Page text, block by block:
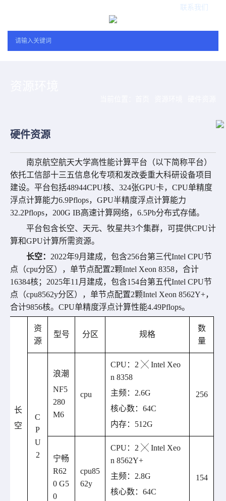
联系我们
硬件资源
南京航空航天大学高性能计算平台（以下简称平台）
依托工信部十三五信息化专项和发改委重大科研设备项目
建设。平台包括48944CPU核、 324张GPU卡， CPU单精度
浮点计算能力6.9Pflops， GPU半精度浮点计算能力
32.2Pflops， 200G IB高速计算网络， 6.5Pb分布式存储。
平台包含长空、 天元、牧星共3个集群，可提供CPU计
算和GPU计算所需资源。
长空： 2022年9月建成，包含256台第三代Intel CPU节
点 （cpu分区） ，单节点配置2颗Intel Xeon 8358，合计
16384核； 2025年11 月建成， 包含154台第五代Intel CPU节
点 （cpu8562y分区） ，单节点配置2颗Intel Xeon 8562Y+，
合计9856核。 CPU单精度浮点计算性能4.49Pflops。
长
空
资
源
型号 分区 规格
数
量
C
P
U
2
浪潮
NF5
280
M6
cpu
CPU ： 2 ╳ Intel Xeo
n 8358
主频： 2.6G
核心数： 64C
内存： 512G
256
宁畅
R62
0 G5
0
cpu85
62y
CPU ： 2 ╳ Intel Xeo
n 8562Y+
主频： 2.8G
核心数： 64C
154